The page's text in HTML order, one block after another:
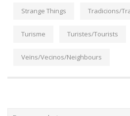
Strange Things Tradicions/
Turisme Turistes/Tourists
Veïns/Vecinos/Neighbours